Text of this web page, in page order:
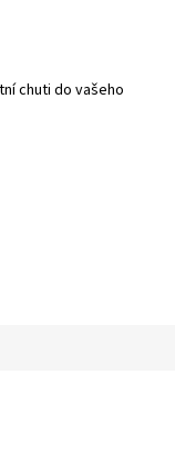
chuti do vašeho